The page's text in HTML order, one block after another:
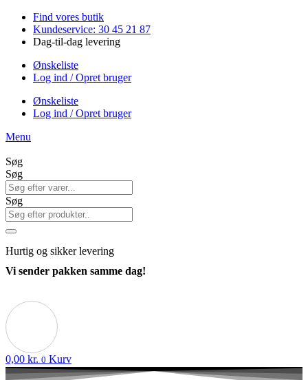
Videre
indhold
Find vores butik
Kundeservice: 30 45 21 87
Dag-til-dag levering
Ønskeliste
Log ind / Opret bruger
Ønskeliste
Log ind / Opret bruger
Menu
Søg
Søg
Søg
Hurtig og sikker levering
Vi sender pakken samme dag!
0,00 kr. 0 Kurv